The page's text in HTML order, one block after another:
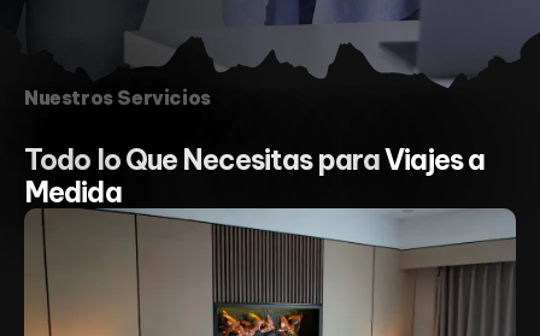
Nuestros Servicios
Todo lo Que Necesitas paraViajes a
Medida